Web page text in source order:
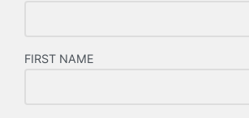
FIRST NAME